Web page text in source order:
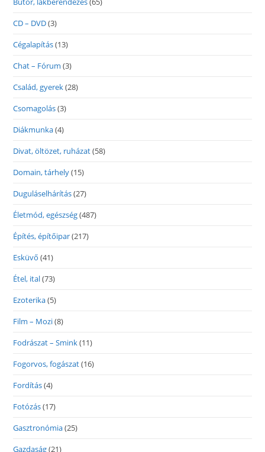
CD – DVD(3)
Cégalapítás(13)
Chat – Fórum (3)
Család, gyerek(28)
Csomagolás(3)
Diákmunka(4)
Divat, öltözet, ruházat(58)
Domain, tárhely(15)
Duguláselhárítás(27)
Életmód, egészség(487)
Építés, építőipar(217)
Esküvő (41)
Étel, ital(73)
Ezoterika(5)
Film – Mozi(8)
Fodrászat – Smink(11)
Fogorvos, fogászat(16)
Fordítás(4)
Fotózás(17)
Gasztronómia(25)
Gazdaság(21)